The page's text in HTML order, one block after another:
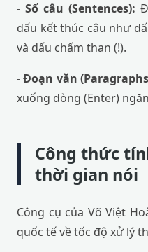
- Số câu (Sentences):
dấu kết thúc câu như
và dấu chấm than (!).
- Đoạn văn
xuống dòng (Enter)
Công thức
thời gian nói
Công cụ của Võ Việt
quốc tế về tốc độ xử lý